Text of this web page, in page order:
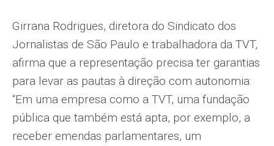
Girrana Rodrigues, diretora do Sindicato dos
Jornalistas de São Paulo e trabalhadora da TVT,
afirma que a representação precisa ter garantias
para levar as pautas à direção com autonomia:
“Em uma empresa como a TVT, uma fundação
pública que também está apta, por exemplo, a
receber emendas parlamentares, um